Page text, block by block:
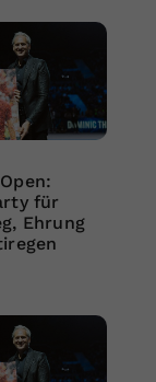
für
Ehrung